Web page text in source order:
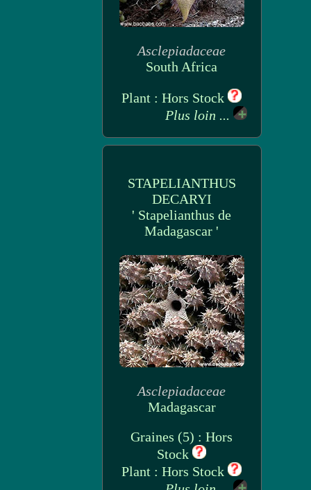
Asclepiadaceae
South Africa
Plant : Hors Stock
Plus loin ...
STAPELIANTHUS
DECARYI
' Stapelianthus de
Madagascar '
Asclepiadaceae
Madagascar
Graines (5) : Hors
Stock
Plant : Hors Stock